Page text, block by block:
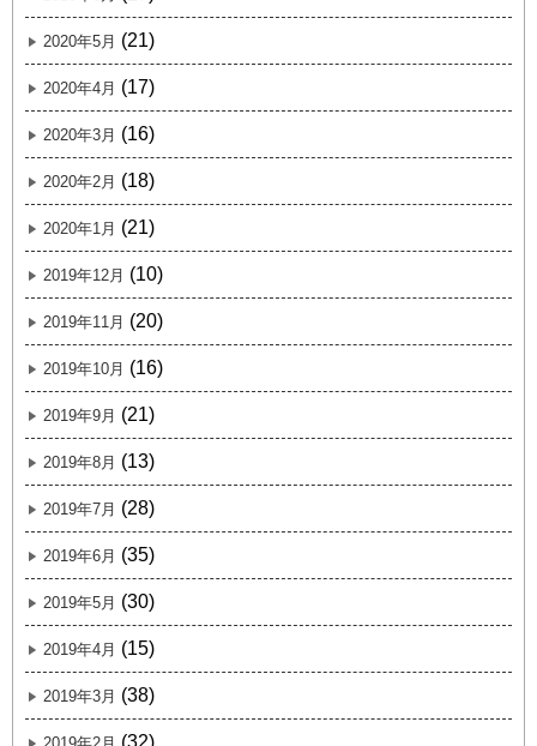
2020年5月 (21)
2020年4月 (17)
2020年3月 (16)
2020年2月 (18)
2020年1月 (21)
2019年12月 (10)
2019年11月 (20)
2019年10月 (16)
2019年9月 (21)
2019年8月 (13)
2019年7月 (28)
2019年6月 (35)
2019年5月 (30)
2019年4月 (15)
2019年3月 (38)
(32)